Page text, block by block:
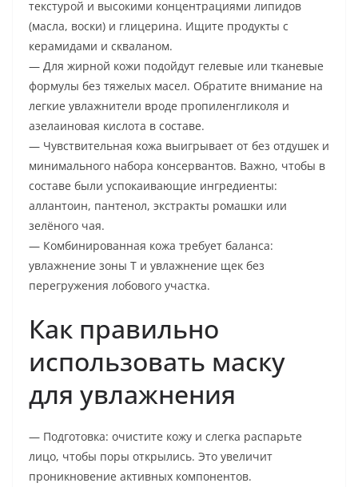
текстурой и высокими концентрациями липидов
(масла, воски) и глицерина. Ищите продукты с
керамидами и скваланом.
— Для жирной кожи подойдут гелевые или тканевые
формулы без тяжелых масел. Обратите внимание на
легкие увлажнители вроде пропиленгликоля и
азелаиновая кислота в составе.
— Чувствительная кожа выигрывает от без отдушек и
минимального набора консервантов. Важно, чтобы в
составе были успокаивающие ингредиенты:
аллантоин, пантенол, экстракты ромашки или
зелёного чая.
— Комбинированная кожа требует баланса:
увлажнение зоны T и увлажнение щек без
перегружения лобового участка.
Как правильно
использовать маску
для увлажнения
— Подготовка: очистите кожу и слегка распарьте
лицо, чтобы поры открылись. Это увеличит
проникновение активных компонентов.